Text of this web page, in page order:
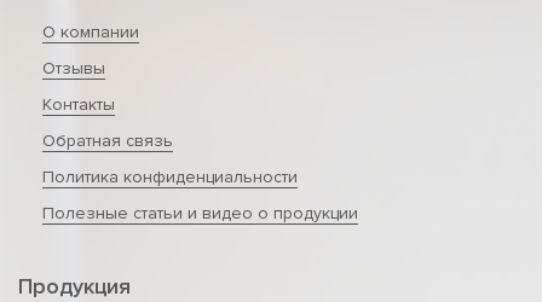
О компании
Отзывы
Контакты
Обратная связь
Политика конфиденциальности
Полезные статьи и видео о продукции
Продукция